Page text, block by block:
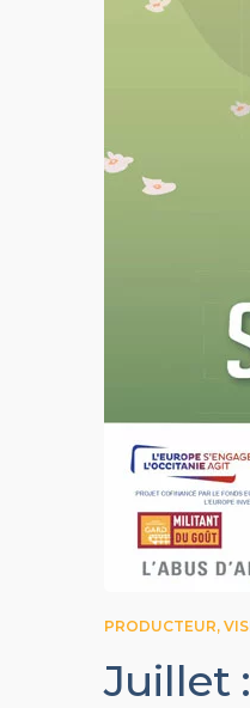
PRODUCTEUR,
Juillet
VILLAGE
EN